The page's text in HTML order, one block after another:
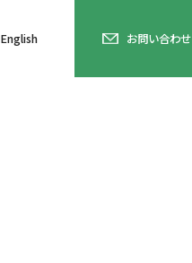
English お問い合わせ